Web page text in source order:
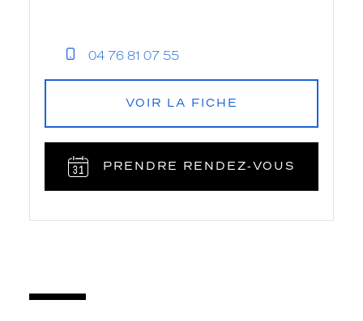
04 76 81 07 55
VOIR LA FICHE
PRENDRE RENDEZ‑VOUS